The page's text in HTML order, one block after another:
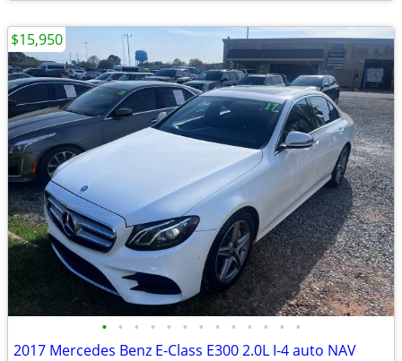
• • • • • • • • • • • • •
2017 Mercedes Benz E-Class E300 2.0L I-4 auto NAV
$15,950